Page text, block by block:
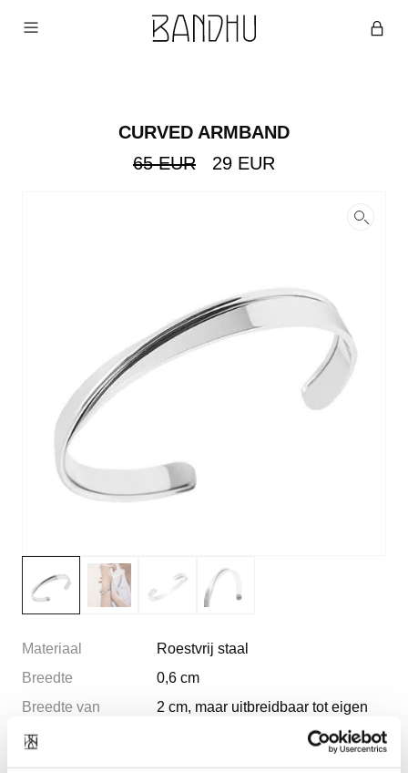
CURVED ARMBAND
65EUR
Original
29 EUR
Materiaal
Roestvrij staal
Breedte
0,6 cm
Breedte van
2 cm, maar uitbreidbaar tot eigen
Diameter